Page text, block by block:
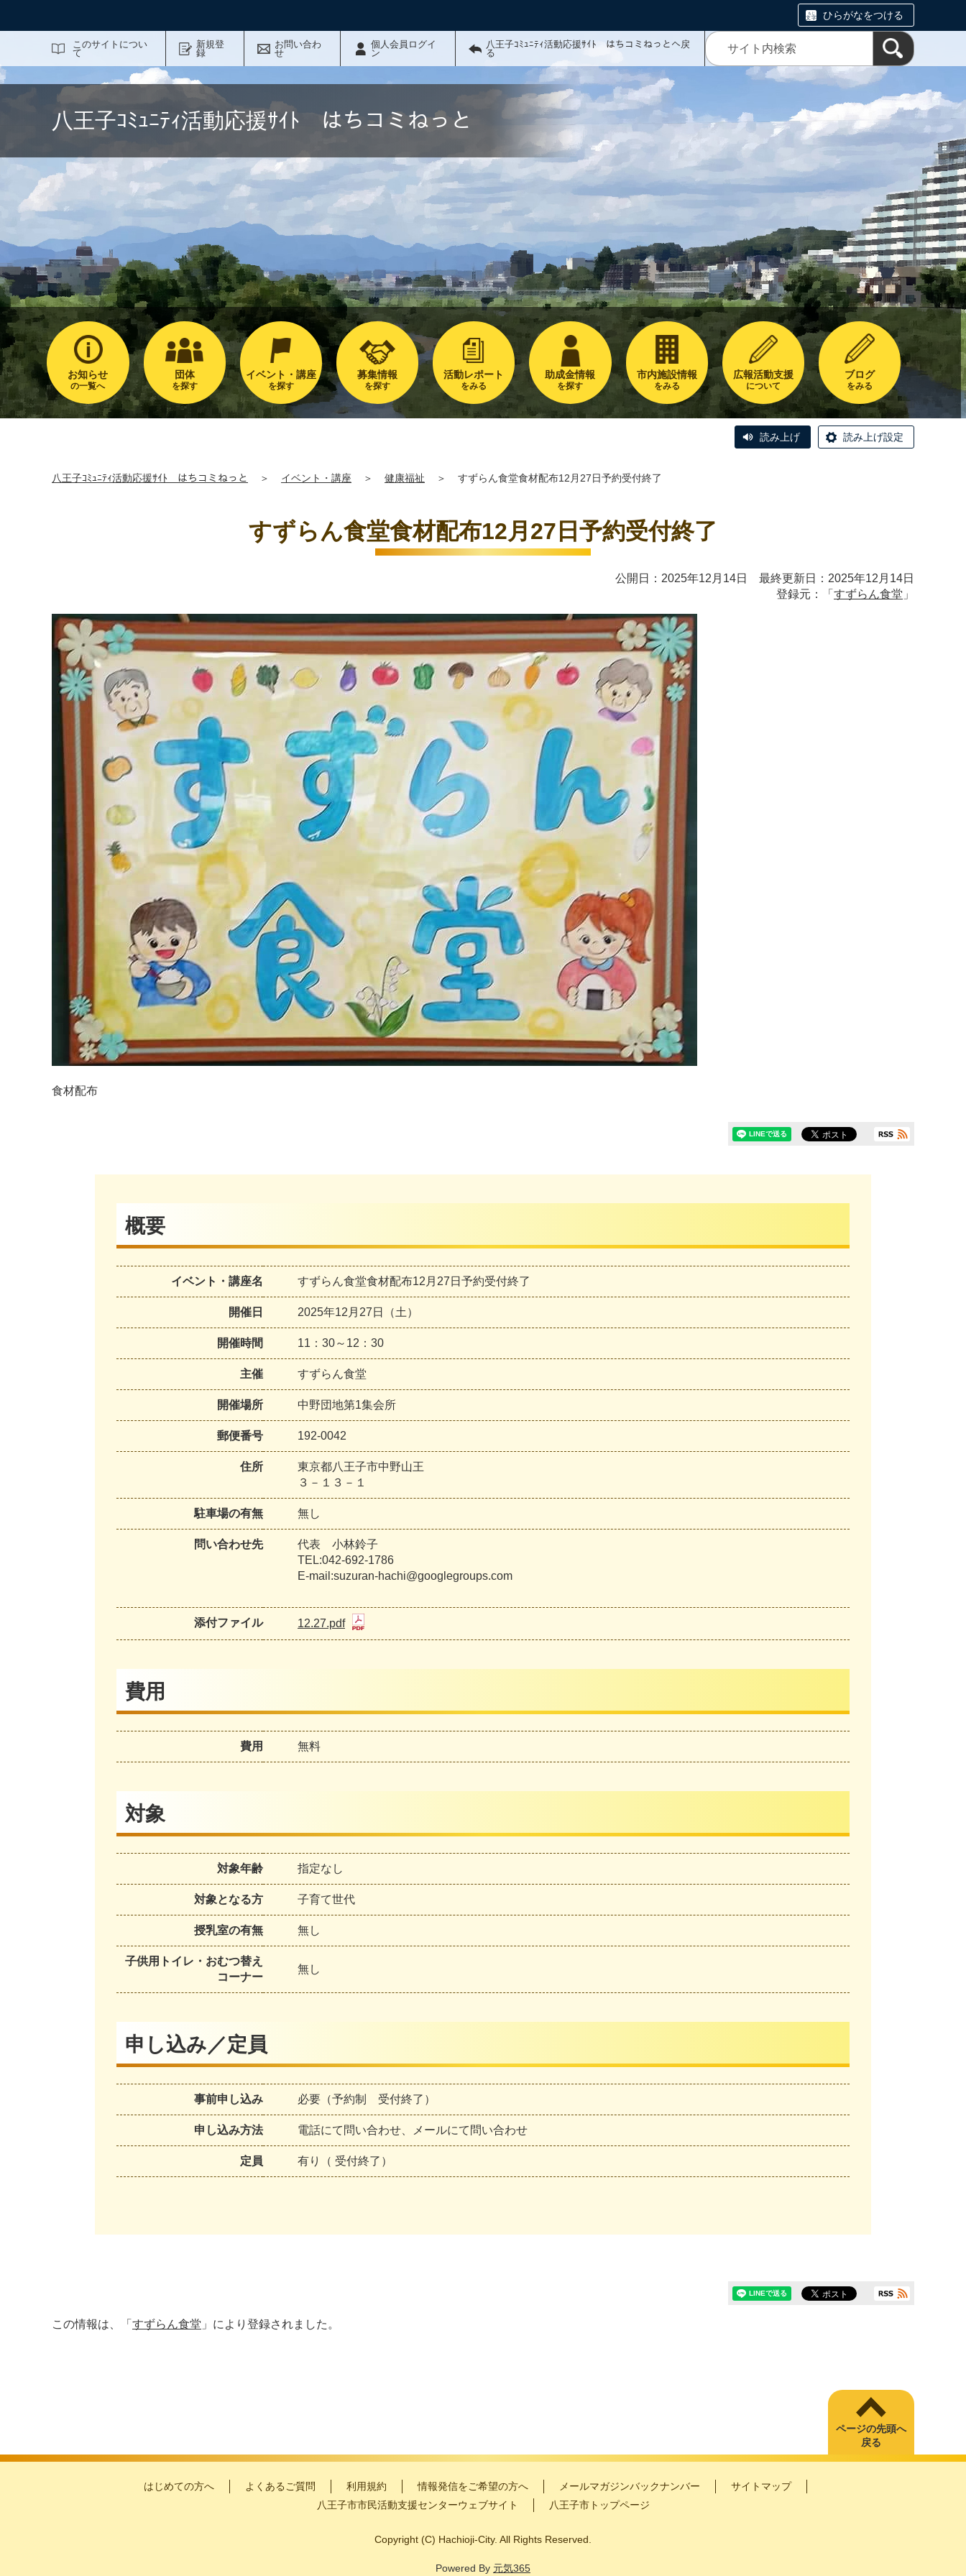
ひらがなをつける
このサイトについ
て
新規登
録
お問い合わ
せ
個人会員ログイ
ン
八王子ｺﾐｭﾆﾃｨ活動応援ｻｲﾄ はちコミねっとへ戻
る
八王子ｺﾐｭﾆﾃｨ活動応援ｻｲﾄ はちコミねっと
お知らせ
の一覧へ
団体
を探す
イベント・講座
を探す
募集情報
を探す
活動レポート
をみる
助成金情報
を探す
市内施設情報
をみる
広報活動支援
について
ブログ
をみる
読み上げ 読み上げ設定
八王子ｺﾐｭﾆﾃｨ活動応援ｻｲﾄ はちコミねっと ＞ イベント・講座 ＞ 健康福祉 ＞ すずらん食堂食材配布12月27日予約受付終了
すずらん食堂食材配布12月27日予約受付終了
公開日：2025年12月14日 最終更新日：2025年12月14日
登録元：「 すずらん食堂 」
食材配布
概要
イベント・講座名 すずらん食堂食材配布12月27日予約受付終了
開催日 2025年12月27日（土）
開催時間 11：30～12：30
主催 すずらん食堂
開催場所 中野団地第1集会所
郵便番号 192-0042
住所
東京都八王子市中野山王
３－１３－１
駐車場の有無 無し
問い合わせ先
代表 小林鈴子
TEL:042-692-1786
E-mail:suzuran-hachi@googlegroups.com
添付ファイル 12.27.pdf
費用
費用 無料
対象
対象年齢 指定なし
対象となる方 子育て世代
授乳室の有無 無し
子供用トイレ・おむつ替え
コーナー
無し
申し込み／定員
事前申し込み 必要（予約制 受付終了）
申し込み方法 電話にて問い合わせ、メールにて問い合わせ
定員 有り（ 受付終了）
この情報は、「 すずらん食堂 」により登録されました。
ページの先頭へ
戻る
はじめての方へ よくあるご質問 利用規約 情報発信をご希望の方へ メールマガジンバックナンバー
サイトマップ
八王子市市民活動支援センターウェブサイト
八王子市トップページ
Copyright (C) Hachioji-City. All Rights Reserved.
Powered By 元気365